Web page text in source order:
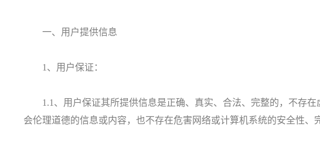
一、用户提供信息
1、用户保证：
1.1、用户保证其所提供信息是正确、真实、合法、完整的，不存在
会伦理道德的信息或内容，也不存在危害网络或计算机系统的安全性